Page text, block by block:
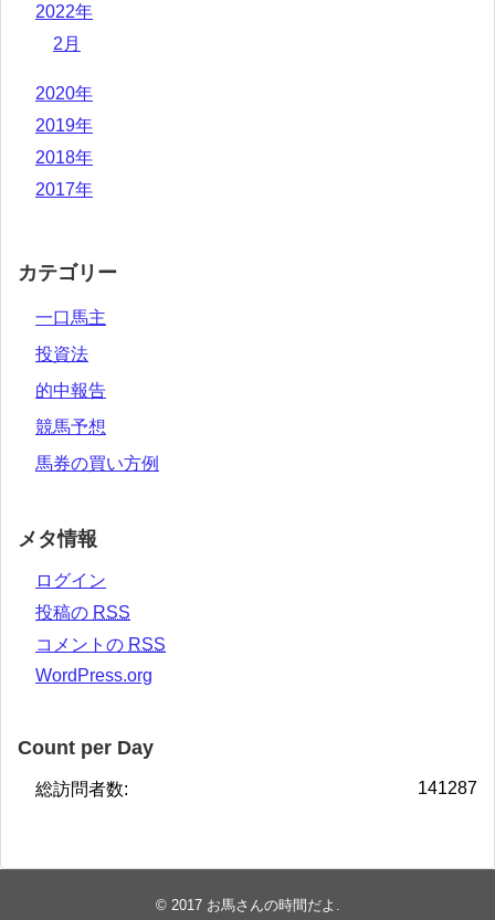
2022年
2月
2020年
2019年
2018年
2017年
カテゴリー
一口馬主
投資法
的中報告
競馬予想
馬券の買い方例
メタ情報
ログイン
投稿の RSS
コメントの RSS
WordPress.org
Count per Day
141287
総訪問者数:
© 2017 お馬さんの時間だよ